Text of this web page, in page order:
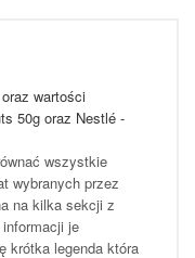
wartości
50g oraz Nestlé -
wszystkie
wybranych przez
na kilka sekcji z
je
krótka legenda która